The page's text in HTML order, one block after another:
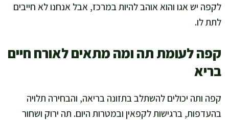
לקפה יש אגו והוא אוהב להיות במרכז, אבל אנחנו לא חייבים
לתת לו.
קפה לעומת תה ומה מתאים לאורח חיים
בריא
קפה ותה יכולים להשתלב בתזונה בריאה, והבחירה תלויה
בהעדפות, ברגישות לקפאין ובמטרות היום. תה ירוק ושחור